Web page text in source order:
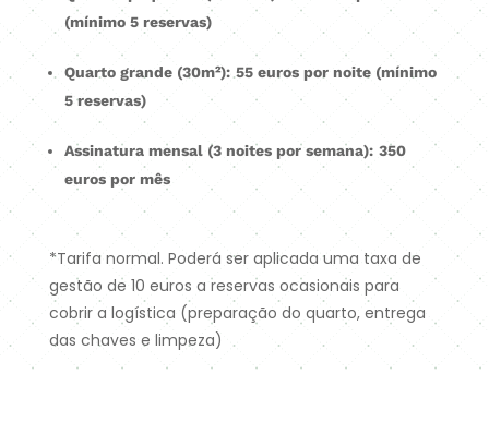
(mínimo 5 reservas)
Quarto grande (30m²): 55 euros por noite (mínimo
5 reservas)
Assinatura mensal (3 noites por semana): 350
euros por mês
*Tarifa normal. Poderá ser aplicada uma taxa de
gestão de 10 euros a reservas ocasionais para
cobrir a logística (preparação do quarto, entrega
das chaves e limpeza)